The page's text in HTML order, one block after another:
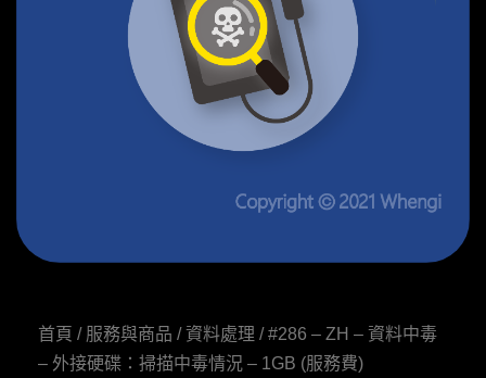
首頁 / 服務與商品 /資料處理 / #286 – ZH – 資料中毒
– 外接硬碟：掃描中毒情況 – 1GB (服務費)